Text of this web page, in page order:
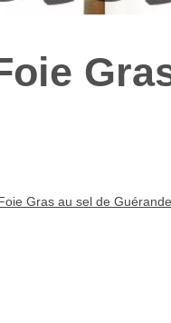
Gras au sel de Guérande